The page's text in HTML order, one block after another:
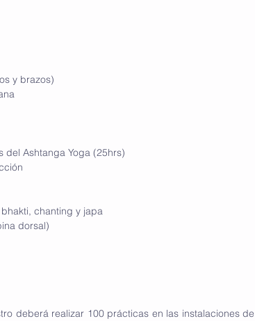
y brazos)
del Ashtanga Yoga (25hrs)
chanting y japa
dorsal)
deberá realizar 100 prácticas en las instalaciones de